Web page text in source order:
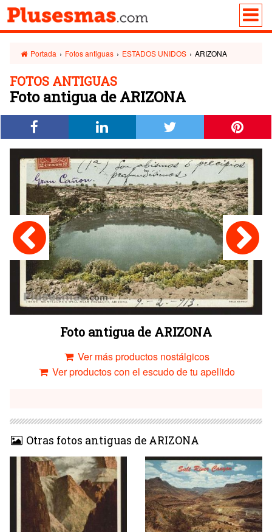
Portada › Fotos antiguas › ESTADOS UNIDOS › ARIZONA
FOTOS ANTIGUAS
Foto antigua de ARIZONA
Foto antigua de ARIZONA
Ver más productos nostálgicos
Ver productos con el escudo de tu apellido
Otras fotos antiguas de ARIZONA